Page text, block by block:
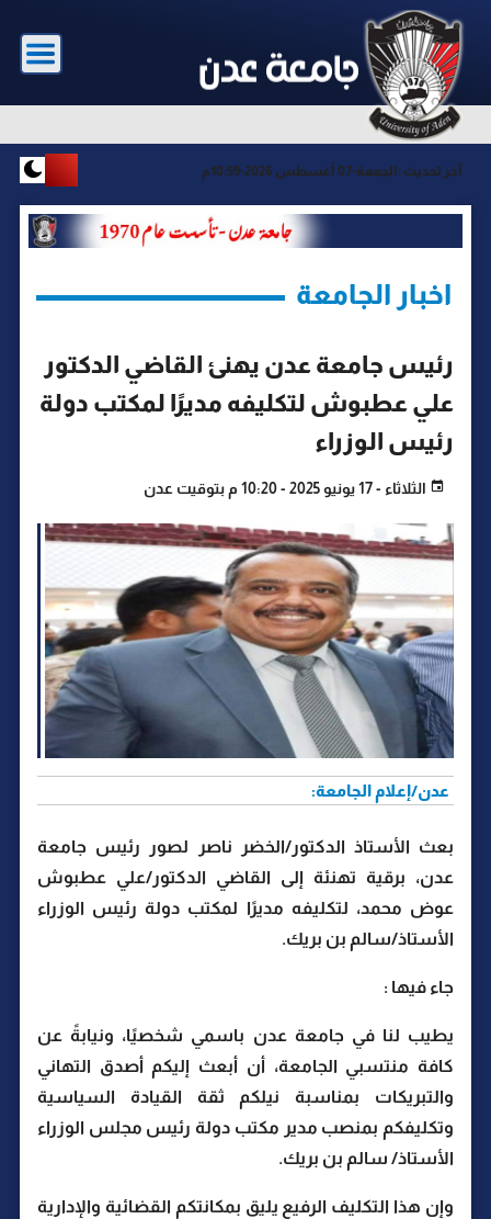
آخر تحديث : الجمعة-07 أغسطس 2026-10:59م
اخبار الجامعة
رئيس جامعة عدن يهنئ القاضي الدكتور
علي عطبوش لتكليفه مديرًا لمكتب دولة
رئيس الوزراء
الثلاثاء - 17 يونيو 2025 - 10:20 م بتوقيت عدن
عدن/إعلام الجامعة:
بعث الأستاذ الدكتور/الخضر ناصر لصور رئيس جامعة
عدن، برقية تهنئة إلى القاضي الدكتور/علي عطبوش
عوض محمد، لتكليفه مديرًا لمكتب دولة رئيس الوزراء
الأستاذ/سالم بن بريك.
جاء فيها :
يطيب لنا في جامعة عدن باسمي شخصيًا، ونيابةً عن
كافة منتسبي الجامعة، أن أبعث إليكم أصدق التهاني
والتبريكات بمناسبة نيلكم ثقة القيادة السياسية
وتكليفكم بمنصب مدير مكتب دولة رئيس مجلس الوزراء
الأستاذ/ سالم بن بريك.
وإن هذا التكليف الرفيع يليق بمكانتكم القضائية والإدارية